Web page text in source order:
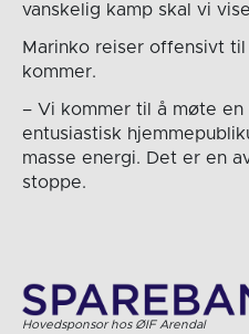
vanskelig kamp skal vi
Marinko reiser offensivt
kommer.
– Vi kommer til å møte en
entusiastisk
masse energi. Det er en
stoppe.
Hovedsponsor hos ØIF Arendal